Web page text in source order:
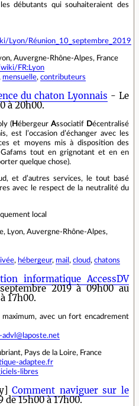
débutants qui souhaiteraient des
Lyon/Réunion_10_septembre_2019
Auvergne-Rhône-Alpes, France
FR:Lyon
mensuelle, contributeurs
du chaton Lyonnais - Le
à 20h00.
( Hébergeur Associatif Décentralisé
est l’occasion d’échanger avec les
et moyens mis à disposition des
tout en grignotant et en en
quelque chose).
et d’autres services, le tout basé
avec le respect de la neutralité du
local
Lyon, Auvergne-Rhône-Alpes,
, hébergeur, mail , cloud, chatons
informatique AccessDV
2019 à 09h00 au
17h00.
avec un fort encadrement
advl@laposte.net
Pays de la Loire, France
adaptee.fr
libres
Comment naviguer sur le
de 15h00 à 17h00.